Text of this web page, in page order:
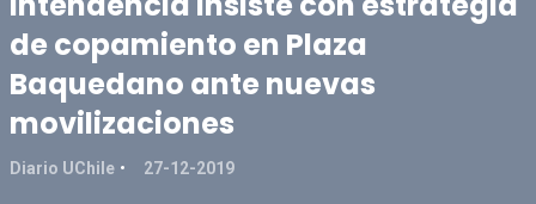
de copamiento en Plaza
Baquedano ante nuevas
movilizaciones
Diario UChile 27-12-2019